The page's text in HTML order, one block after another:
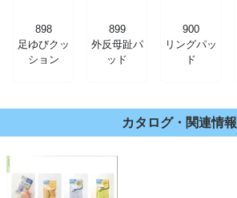
898
足ゆびクッ
ション
899
外反母趾パ
ッド
900
リングパッ
ド
カタログ・関連情報